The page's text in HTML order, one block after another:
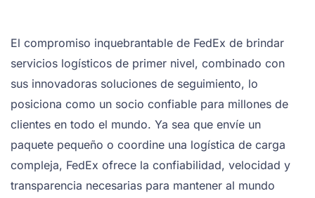
El compromiso inquebrantable de FedEx de brindar
servicios logísticos de primer nivel, combinado con
sus innovadoras soluciones de seguimiento, lo
posiciona como un socio confiable para millones de
clientes en todo el mundo. Ya sea que envíe un
paquete pequeño o coordine una logística de carga
compleja, FedEx ofrece la confiabilidad, velocidad y
transparencia necesarias para mantener al mundo